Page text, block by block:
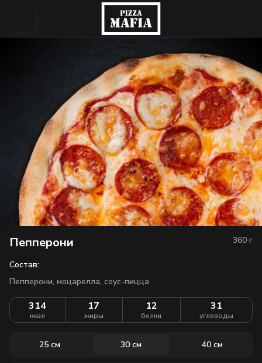
Пепперони 360 г
Состав:
Пепперони, моцарелла, соус-пицца
314
ккал
17
жиры
12
белки
31
углеводы
25 см 30 см 40 см